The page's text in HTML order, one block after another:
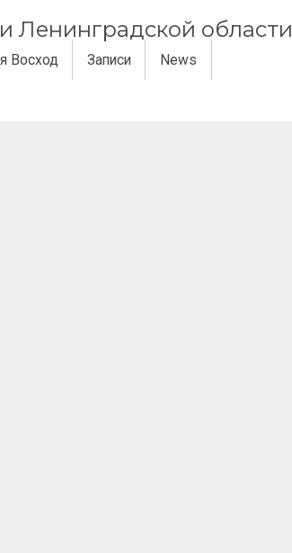
Ленинградской области
Восход Записи News